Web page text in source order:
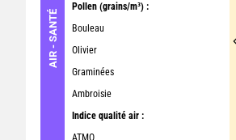
AIR - SANTÉ
Pollen (grains/m³) :
Bouleau
Olivier
Graminées
Ambroisie
Indice qualité air :
ATMO